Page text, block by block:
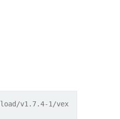
v1.7.4-1/vex